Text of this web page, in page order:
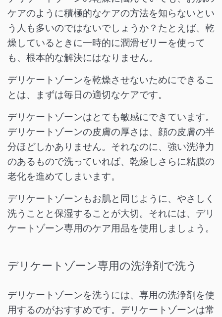
ケアのように積極的なケアの方法を知らないとい
う人も多いのではないでしょうか？たとえば、乾
燥しているときに一時的に潤滑ゼリーを使って
も、根本的な解決にはなりません。
デリケートゾーンを乾燥させないためにできるこ
とは、まずは毎日の適切なケアです。
デリケートゾーンはとても敏感にできています。
デリケートゾーンの皮膚の厚さは、顔の皮膚の半
分ほどしかありません。それなのに、強い洗浄力
のあるもので洗っていれば、乾燥しさらに粘膜の
老化を進めてしまいます。
デリケートゾーンもお肌と同じように、やさしく
洗うことと保湿することが大切。それには、デリ
ケートゾーン専用のケア用品を使用しましょう。
デリケートゾーン専用の洗浄剤で洗う
デリケートゾーンを洗うには、専用の洗浄剤を使
用するのがおすすめです。デリケートゾーンは常